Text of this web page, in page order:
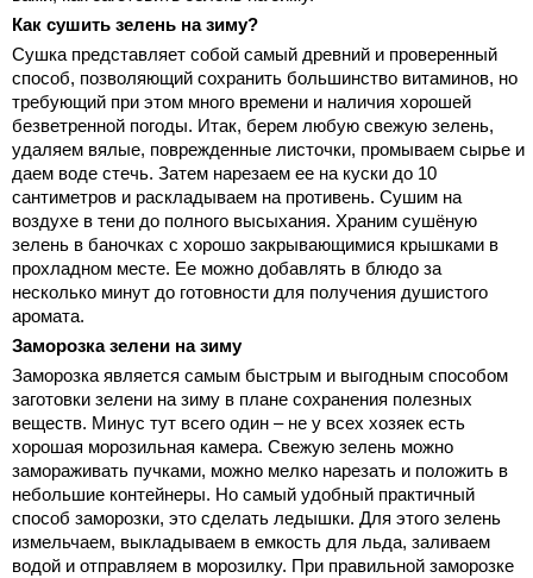
Как сушить зелень на зиму?
Сушка представляет собой самый древний и проверенный
способ, позволяющий сохранить большинство витаминов, но
требующий при этом много времени и наличия хорошей
безветренной погоды. Итак, берем любую свежую зелень,
удаляем вялые, поврежденные листочки, промываем сырье и
даем воде стечь. Затем нарезаем ее на куски до 10
сантиметров и раскладываем на противень. Сушим на
воздухе в тени до полного высыхания. Храним сушёную
зелень в баночках с хорошо закрывающимися крышками в
прохладном месте. Ее можно добавлять в блюдо за
несколько минут до готовности для получения душистого
аромата.
Заморозка зелени на зиму
Заморозка является самым быстрым и выгодным способом
заготовки зелени на зиму в плане сохранения полезных
веществ. Минус тут всего один – не у всех хозяек есть
хорошая морозильная камера. Свежую зелень можно
замораживать пучками, можно мелко нарезать и положить в
небольшие контейнеры. Но самый удобный практичный
способ заморозки, это сделать ледышки. Для этого зелень
измельчаем, выкладываем в емкость для льда, заливаем
водой и отправляем в морозилку. При правильной заморозке